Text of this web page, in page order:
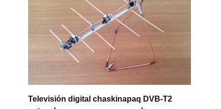
Televisión digital chaskinapaq DVB-T2